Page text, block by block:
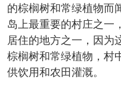
的棕榈树和常绿植物而
岛上最重要的村庄之一
居住的地方之一，因为
棕榈树和常绿植物，村
供饮用和农田灌溉。